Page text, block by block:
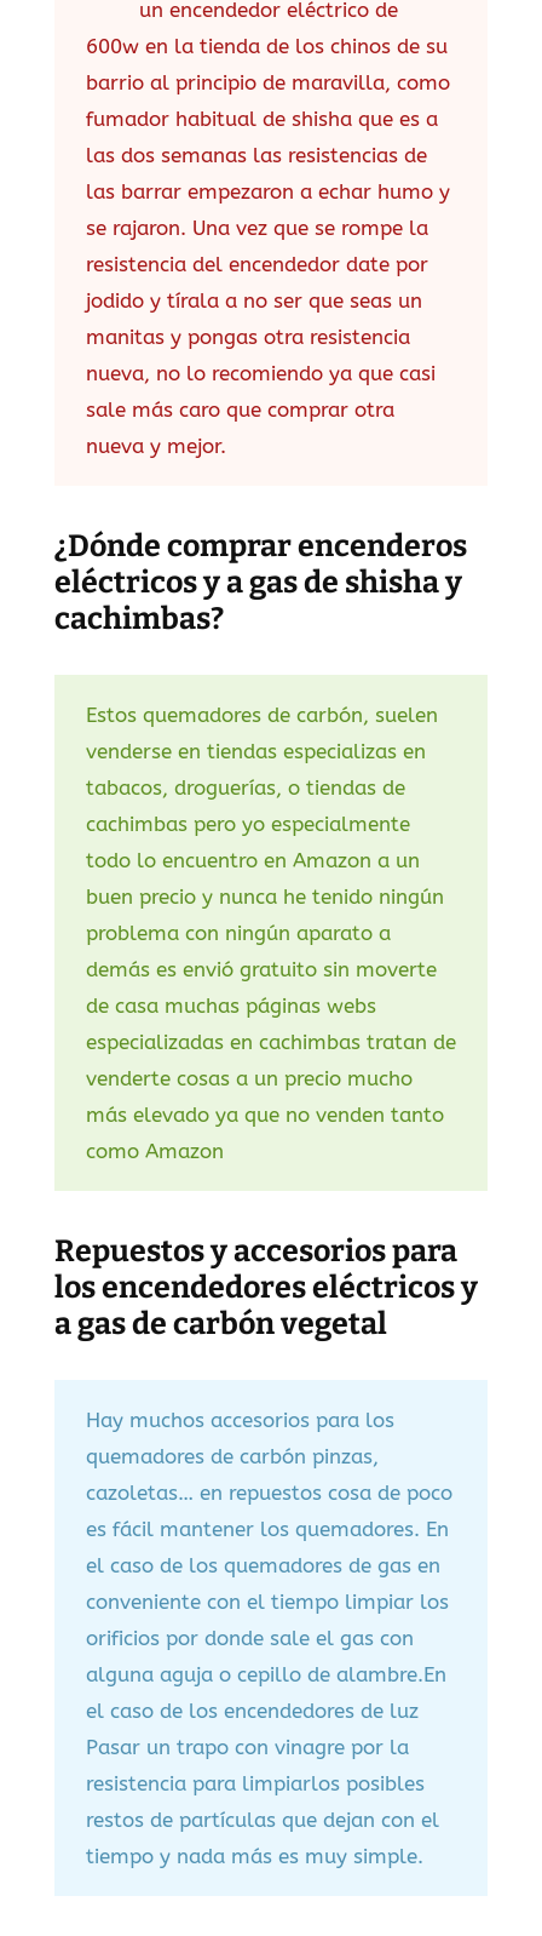
un encendedor eléctrico de
600w en la tienda de los chinos de su
barrio al principio de maravilla, como
fumador habitual de shisha que es a
las dos semanas las resistencias de
las barrar empezaron a echar humo y
se rajaron. Una vez que se rompe la
resistencia del encendedor date por
jodido y tírala a no ser que seas un
manitas y pongas otra resistencia
nueva, no lo recomiendo ya que casi
sale más caro que comprar otra
nueva y mejor.
¿Dónde comprar encenderos
eléctricos y a gas de shisha y
cachimbas?
Estos quemadores de carbón, suelen
venderse en tiendas especializas en
tabacos, droguerías, o tiendas de
cachimbas pero yo especialmente
todo lo encuentro en Amazon a un
buen precio y nunca he tenido ningún
problema con ningún aparato a
demás es envió gratuito sin moverte
de casa muchas páginas webs
especializadas en cachimbas tratan de
venderte cosas a un precio mucho
más elevado ya que no venden tanto
como Amazon
Repuestos y accesorios para
los encendedores eléctricos y
a gas de carbón vegetal
Hay muchos accesorios para los
quemadores de carbón pinzas,
cazoletas… en repuestos cosa de poco
es fácil mantener los quemadores. En
el caso de los quemadores de gas en
conveniente con el tiempo limpiar los
orificios por donde sale el gas con
alguna aguja o cepillo de alambre.En
el caso de los encendedores de luz
Pasar un trapo con vinagre por la
resistencia para limpiarlos posibles
restos de partículas que dejan con el
tiempo y nada más es muy simple.